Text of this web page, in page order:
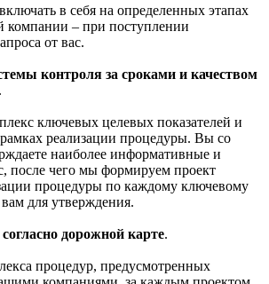
в себя на определенных этапах
компании – при поступлении
от вас.
контроля за сроками и качеством
.
ключевых целевых показателей и
реализации процедуры. Вы со
наиболее информативные и
после чего мы формируем проект
процедуры по каждому ключевому
для утверждения.
дорожной карте.
процедур, предусмотренных